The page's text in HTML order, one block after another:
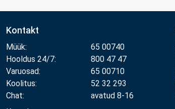
Kontakt
Müük:
65 00740
Hooldus 24/7:
800 47 47
Varuosad:
65 00710
Koolitus:
52 32 293
Chat:
avatud 8-16